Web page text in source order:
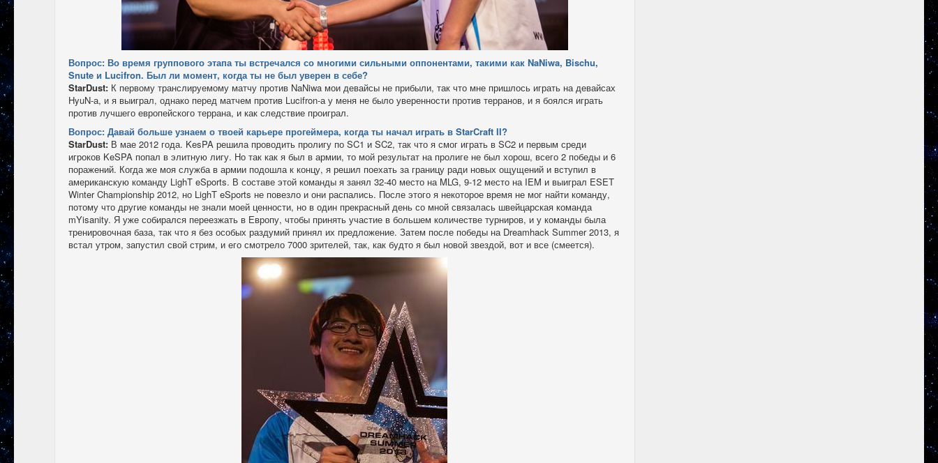
Вопрос: Во время группового этапа ты встречался со многими сильными оппонентами, такими как NaNiwa, Bischu,
Snute и Lucifron. Был ли момент, когда ты не был уверен в себе?
StarDust: К первому транслируемому матчу против NaNiwa мои девайсы не прибыли, так что мне пришлось играть на девайсах
HyuN-а, и я выиграл, однако перед матчем против Lucifron-а у меня не было уверенности против терранов, и я боялся играть
против лучшего европейского террана, и как следствие проиграл.
Вопрос: Давай больше узнаем о твоей карьере прогеймера, когда ты начал играть в StarCraft II?
StarDust: В мае 2012 года. KesPA решила проводить пролигу по SC1 и SC2, так что я смог играть в SC2 и первым среди
игроков KeSPA попал в элитную лигу. Но так как я был в армии, то мой результат на пролиге не был хорош, всего 2 победы и 6
поражений. Когда же моя служба в армии подошла к концу, я решил поехать за границу ради новых ощущений и вступил в
американскую команду LighT eSports. В составе этой команды я занял 32-40 место на MLG, 9-12 место на IEM и выиграл ESET
Winter Championship 2012, но LighT eSports не повезло и они распались. После этого я некоторое время не мог найти команду,
потому что другие команды не знали моей ценности, но в один прекрасный день со мной связалась швейцарская команда
mYisanity. Я уже собирался переезжать в Европу, чтобы принять участие в большем количестве турниров, и у команды была
тренировочная база, так что я без особых раздумий принял их предложение. Затем после победы на Dreamhack Summer 2013, я
встал утром, запустил свой стрим, и его смотрело 7000 зрителей, так, как будто я был новой звездой, вот и все (смеется).